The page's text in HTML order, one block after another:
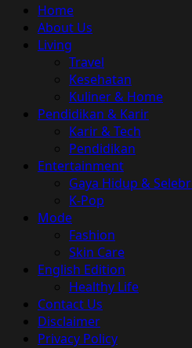
Primary
Menu
Home
About Us
Living
Travel
Kesehatan
Kuliner & Home
Pendidikan & Karir
Karir & Tech
Pendidikan
Entertainment
Gaya Hidup &
K-Pop
Mode
Fashion
Skin Care
English Edition
Healthy Life
Contact Us
Disclaimer
Privacy Policy